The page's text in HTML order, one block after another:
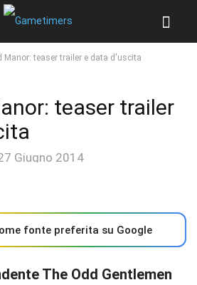
Manor: teaser trailer e data d'uscita
teaser trailer
Giugno 2014
fonte preferita su Google
The Odd Gentlemen